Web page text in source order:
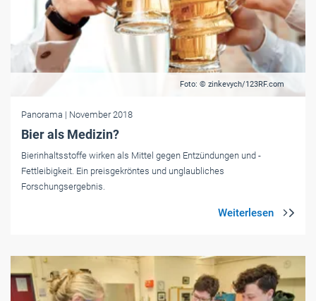
Foto: © zinkevych/123RF.com
Panorama | November 2018
Bier als Medizin?
Bierinhaltsstoffe wirken als Mittel gegen Entzündungen und ­
Fettleibigkeit. Ein preisgekröntes und unglaubliches
Forschungsergebnis.